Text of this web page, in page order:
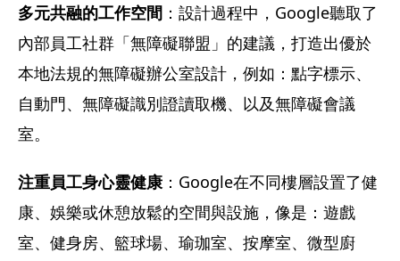
多元共融的工作空間 ：設計過程中，Google聽取了
內部員工社群「無障礙聯盟」的建議，打造出優於
本地法規的無障礙辦公室設計，例如：點字標示、
自動門、無障礙識別證讀取機、以及無障礙會議
室。
注重員工身心靈健康：Google在不同樓層設置了健
康、娛樂或休憩放鬆的空間與設施，像是：遊戲
室、健身房、籃球場、瑜珈室、按摩室、微型廚